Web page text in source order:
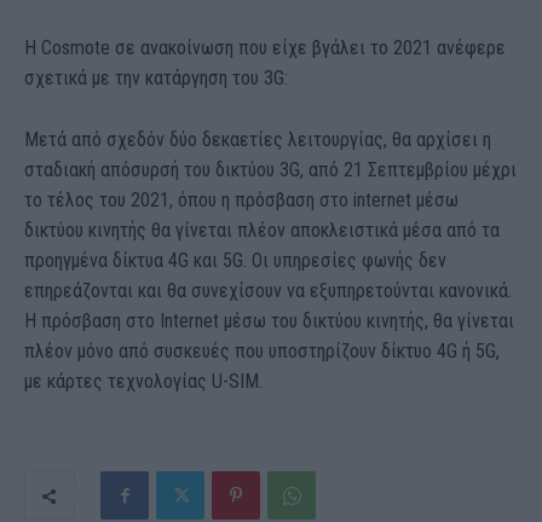
Η Cosmote σε ανακοίνωση που είχε βγάλει το 2021 ανέφερε
σχετικά με την κατάργηση του 3G:
Μετά από σχεδόν δύο δεκαετίες λειτουργίας, θα αρχίσει η
σταδιακή απόσυρσή του δικτύου 3G, από 21 Σεπτεμβρίου μέχρι
το τέλος του 2021, όπου η πρόσβαση στο internet μέσω
δικτύου κινητής θα γίνεται πλέον αποκλειστικά μέσα από τα
προηγμένα δίκτυα 4G και 5G. Οι υπηρεσίες φωνής δεν
επηρεάζονται και θα συνεχίσουν να εξυπηρετούνται κανονικά.
H πρόσβαση στο Internet μέσω του δικτύου κινητής, θα γίνεται
πλέον μόνο από συσκευές που υποστηρίζουν δίκτυο 4G ή 5G,
με κάρτες τεχνολογίας U-SIM.